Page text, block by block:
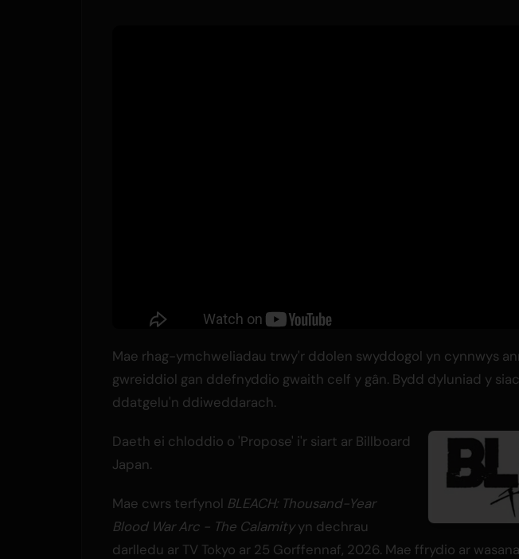
Mae rhag-ymchweliadau trwy'r ddolen swyddogol yn cynnwys
gwreiddiol gan ddefnyddio gwaith celf y gân. Bydd dyluniad y
ddatgelu'n ddiweddarach.
Daeth ei chloddio o 'Propose' i'r siart ar Billboard
Japan.
Mae cwrs terfynol BLEACH: Thousand-Year
Blood War Arc - The Calamityyn dechrau
darlledu ar TV Tokyo ar 25 Gorffennaf, 2026. Mae ffrydio ar